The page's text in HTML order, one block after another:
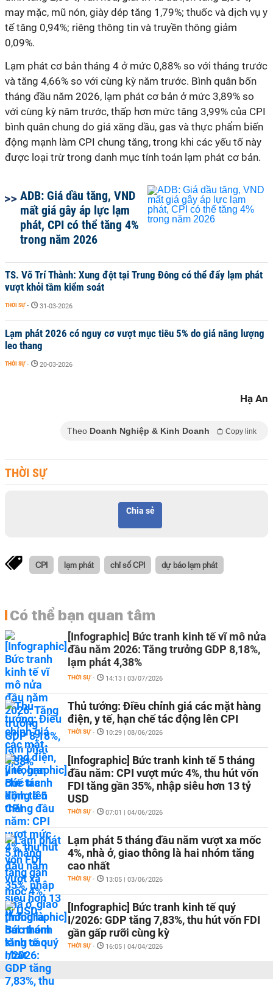
may mặc, mũ nón, giày dép tăng 1,79%; thuốc và dịch vụ y
tế tăng 0,94%; riêng thông tin và truyền thông giảm
0,09%.
Lạm phát cơ bản tháng 4 ở mức 0,88% so với tháng trước
và tăng 4,66% so với cùng kỳ năm trước. Bình quân bốn
tháng đầu năm 2026, lạm phát cơ bản ở mức 3,89% so
với cùng kỳ năm trước, thấp hơn mức tăng 3,99% của CPI
bình quân chung do giá xăng dầu, gas và thực phẩm biến
động mạnh làm CPI chung tăng, trong khi các yếu tố này
được loại trừ trong danh mục tính toán lạm phát cơ bản.
ADB: Giá dầu tăng, VND
mất giá gây áp lực lạm
phát, CPI có thể tăng 4%
trong năm 2026
TS. Võ Trí Thành: Xung đột tại Trung Đông có thể đẩy lạm phát
vượt khỏi tầm kiểm soát
THỜI SỰ - 31-03-2026
Lạm phát 2026 có nguy cơ vượt mục tiêu 5% do giá năng lượng
leo thang
THỜI SỰ - 20-03-2026
Hạ An
Theo Doanh Nghiệp & Kinh Doanh Copy link
THỜI SỰ
Chia sẻ
CPI lạm phát chỉ số CPI dự báo lạm phát
Có thể bạn quan tâm
[Infographic] Bức tranh kinh tế vĩ mô nửa
đầu năm 2026: Tăng trưởng GDP 8,18%,
lạm phát 4,38%
THỜI SỰ - 14:13 | 03/07/2026
Thủ tướng: Điều chỉnh giá các mặt hàng
điện, y tế, hạn chế tác động lên CPI
THỜI SỰ - 10:29 | 08/06/2026
[Infographic] Bức tranh kinh tế 5 tháng
đầu năm: CPI vượt mức 4%, thu hút vốn
FDI tăng gần 35%, nhập siêu hơn 13 tỷ
USD
THỜI SỰ - 07:01 | 04/06/2026
Lạm phát 5 tháng đầu năm vượt xa mốc
4%, nhà ở, giao thông là hai nhóm tăng
cao nhất
THỜI SỰ - 13:05 | 03/06/2026
[Infographic] Bức tranh kinh tế quý
I/2026: GDP tăng 7,83%, thu hút vốn FDI
gần gấp rưỡi cùng kỳ
THỜI SỰ - 16:05 | 04/04/2026